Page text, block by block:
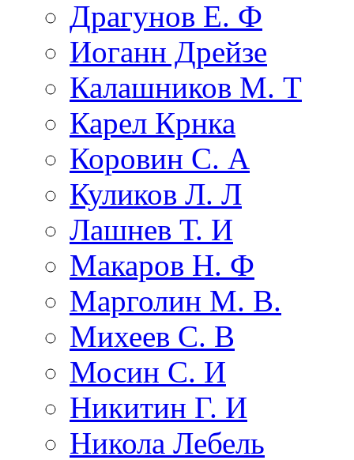
Драгунов Е. Ф
Иоганн Дрейзе
Калашников М. Т
Карел Крнка
Коровин С. А
Куликов Л. Л
Лашнев Т. И
Макаров Н. Ф
Марголин М. В.
Михеев С. В
Мосин С. И
Никитин Г. И
Никола Лебель